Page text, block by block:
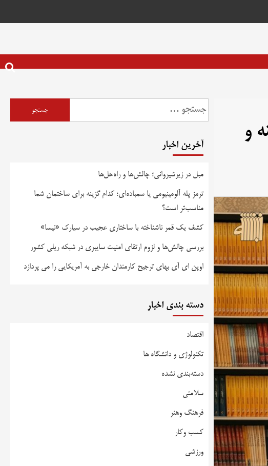
و
آخرین اخبار
مبل در زیرشیروانی؛ چالش‌ها و راه‌حل‌ها
ترمز پله آلومینیومی یا سمباده‌ای؛ کدام گزینه برای ساختمان شما
مناسب‌تر است؟
کشف یک قمر ناشناخته با ساختاری عجیب در سیارک «نیسا»
بررسی چالش‌ها و لزوم ارتقای امنیت سایبری در شبکه ریلی کشور
اوپن ای آی بهای ترجیح کارمندان خارجی به آمریکایی را می پردازد
دسته بندی اخبار
اقتصاد
تکنولوژی و دانشگاه ها
دسته‌بندی نشده
سلامتی
فرهنگ وهنر
کسب وکار
ورزشی